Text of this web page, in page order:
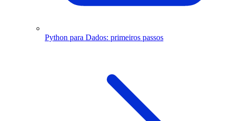
Python para Dados: primeiros passos